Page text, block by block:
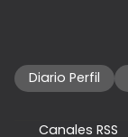
Diario Perfil
Canales RSS